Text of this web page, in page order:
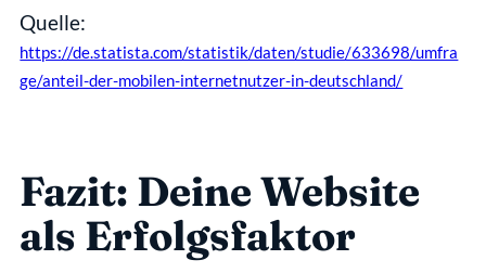
https://de.statista.com/statistik/daten/studie/633698/umfra
ge/anteil-der-mobilen-internetnutzer-in-deutschland/
Fazit: Deine Website
als Erfolgsfaktor